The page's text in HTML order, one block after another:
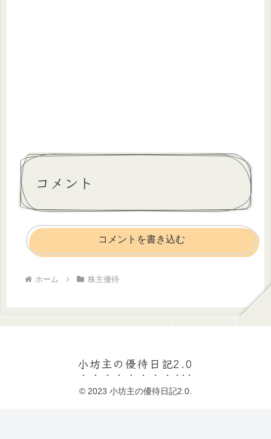
コメント
コメントを書き込む
ホーム 株主優待
小坊主の優待日記2.0
© 2023 小坊主の優待日記2.0.